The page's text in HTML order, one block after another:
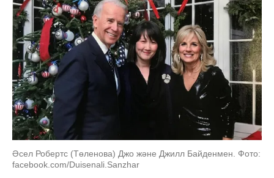
Әсел Робертс (Төленова) Джо және Джилл Байденмен. Фото:
facebook.com/Duisenali.Sanzhar